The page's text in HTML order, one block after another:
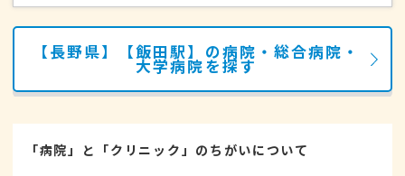
【長野県】【飯田駅】の病院・総合病院・
大学病院を探す
「病院」と「クリニック」のちがいについて